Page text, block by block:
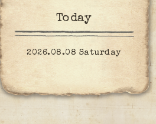
Today
2026.08.08 Saturday